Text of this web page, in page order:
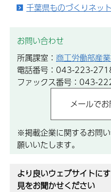
千葉県ものづくりネッ
お問い合わせ
所属課室： 商工労働部産
電話番号：043-223-
ファックス番号：043-
※掲載企業に関するお問
願いいたします。
より良いウェブサイトに
見をお聞かせください